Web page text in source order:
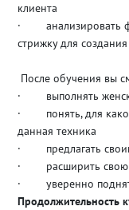
клиента
· анализировать
стрижку для
После обучения вы
· выполнять
· понять, для
данная техника
· предлагать
· расширить свою
· уверенно
Продолжительность